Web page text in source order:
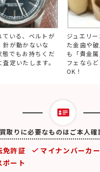
ている、ベルトが
針が動かないな
態でもお持ちくだ
定いたします。
ジュエリ
た金歯や
も「貴金
フェなら
OK！
取りに必要なものはご本人確
免許証
マイナンバーカ
ポート